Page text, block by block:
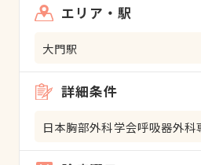
エリア・駅
大門駅
詳細条件
日本胸部外科学会呼吸器外科